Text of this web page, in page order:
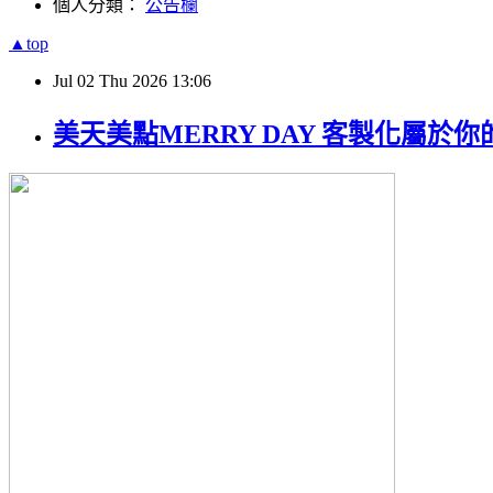
個人分類： 公告欄
▲top
Jul 02 Thu 2026 13:06
美天美點MERRY DAY 客製化屬於你